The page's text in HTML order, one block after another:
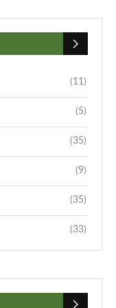
(11)
(5)
(35)
(9)
(35)
(33)